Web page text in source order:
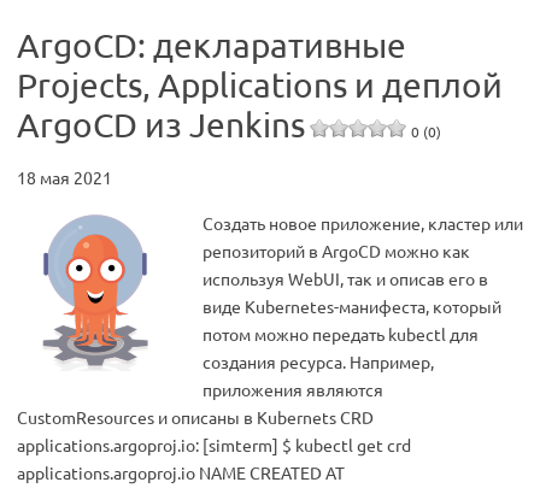
ArgoCD: декларативные
Projects, Applications и деплой
ArgoCD из Jenkins
0 (0)
18 мая 2021
Создать новое приложение, кластер или
репозиторий в ArgoCD можно как
используя WebUI, так и описав его в
виде Kubernetes-манифеста, который
потом можно передать kubectl для
создания ресурса. Например,
приложения являются
CustomResources и описаны в Kubernets CRD
applications.argoproj.io: [simterm] $ kubectl get crd
applications.argoproj.io NAME CREATED AT